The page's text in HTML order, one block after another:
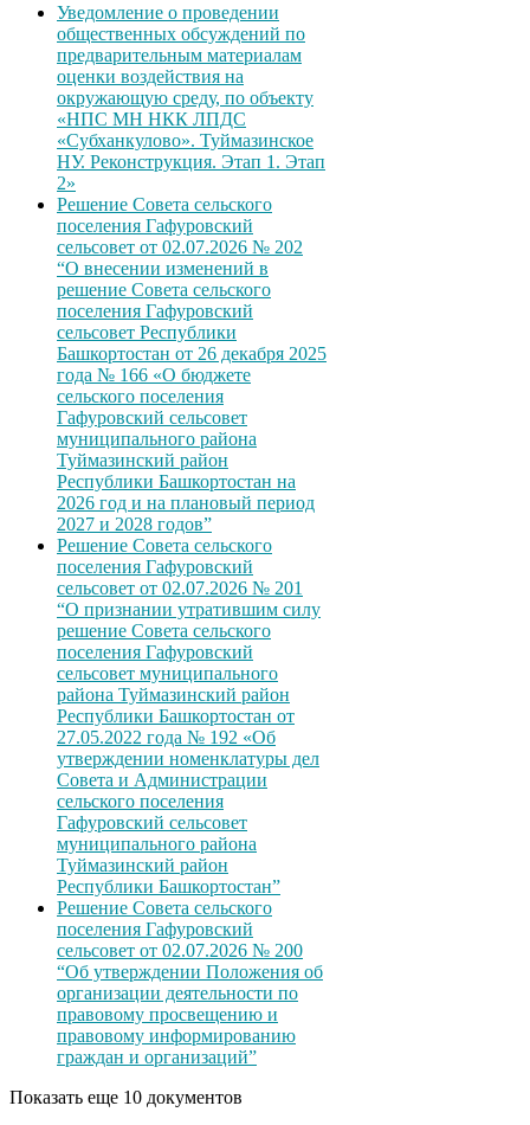
Уведомление о проведении
общественных обсуждений по
предварительным материалам
оценки воздействия на
окружающую среду, по объекту
«НПС МН НКК ЛПДС
«Субханкулово». Туймазинское
НУ. Реконструкция. Этап 1. Этап
2»
Решение Совета сельского
поселения Гафуровский
сельсовет от 02.07.2026 № 202
“О внесении изменений в
решение Совета сельского
поселения Гафуровский
сельсовет Республики
Башкортостан от 26 декабря 2025
года № 166 «О бюджете
сельского поселения
Гафуровский сельсовет
муниципального района
Туймазинский район
Республики Башкортостан на
2026 год и на плановый период
2027 и 2028 годов”
Решение Совета сельского
поселения Гафуровский
сельсовет от 02.07.2026 № 201
“О признании утратившим силу
решение Совета сельского
поселения Гафуровский
сельсовет муниципального
района Туймазинский район
Республики Башкортостан от
27.05.2022 года № 192 «Об
утверждении номенклатуры дел
Совета и Администрации
сельского поселения
Гафуровский сельсовет
муниципального района
Туймазинский район
Республики Башкортостан”
Решение Совета сельского
поселения Гафуровский
сельсовет от 02.07.2026 № 200
“Об утверждении Положения об
организации деятельности по
правовому просвещению и
правовому информированию
граждан и организаций”
Показать еще 10 документов